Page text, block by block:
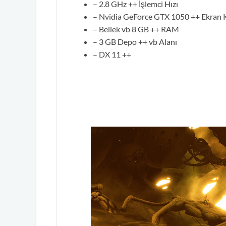
– 2.8 GHz ++ İşlemci Hızı
– Nvidia GeForce GTX 1050 ++ Ekran
– Bellek vb 8 GB ++ RAM
– 3 GB Depo ++ vb Alanı
– DX 11 ++